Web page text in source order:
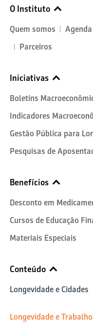
O Instituto
Quem somos Agenda
Parceiros
Iniciativas
Boletins
Indicadores
Gestão Pública para
Pesquisas de
Benefícios
Desconto em
Cursos de Educação
Materiais Especiais
Conteúdo
Longevidade e Cidades
Longevidade e Trabalho